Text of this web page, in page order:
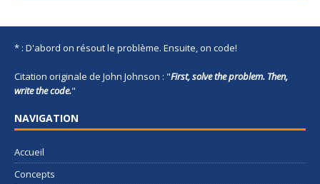
* : D'abord on résout le problème. Ensuite, on code!
Citation originale de John Johnson : "First, solve the problem. Then,
write the code."
NAVIGATION
Accueil
Concepts